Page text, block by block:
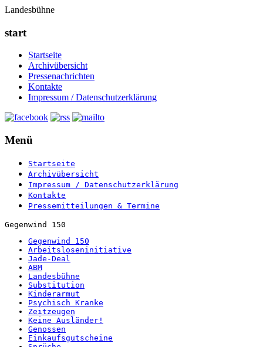
Landesbühne
start
Startseite
Archivübersicht
Pressenachrichten
Kontakte
Impressum / Datenschutzerklärung
Menü
Startseite
Archivübersicht
Impressum / Datenschutzerklärung
Kontakte
Pressemitteilungen & Termine
Gegenwind 150
Gegenwind 150
Arbeitsloseninitiative
Jade-Deal
ABM
Landesbühne
Substitution
Kinderarmut
Psychisch Kranke
Zeitzeugen
Keine Ausländer!
Genossen
Einkaufsgutscheine